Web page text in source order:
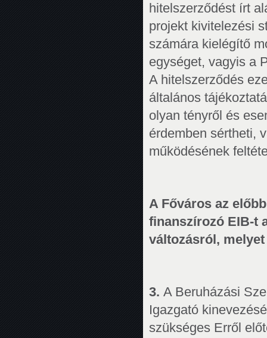
hitelszerződést írt
projekt kivitelezési
számára kielégítő
egységet, vagyis a
A hitelszerződés
általános
olyan tényről és
érdemben sértheti,
működésének
A Főváros az
finanszírozó EIB-t
változásról,
3. A Beruházási
Igazgató
szükséges Erről